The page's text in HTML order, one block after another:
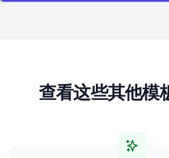
查看这些其他模